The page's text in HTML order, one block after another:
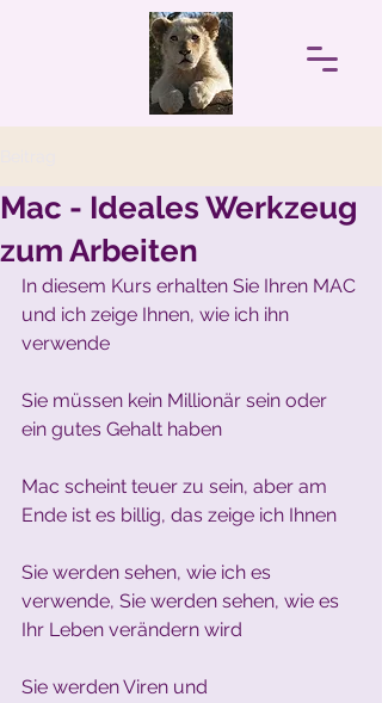
Mac - Ideales Werkzeug
zum Arbeiten
In diesem Kurs erhalten Sie Ihren MAC
und ich zeige Ihnen, wie ich ihn
verwende
Sie müssen kein Millionär sein oder
ein gutes Gehalt haben
Mac scheint teuer zu sein, aber am
Ende ist es billig, das zeige ich Ihnen
Sie werden sehen, wie ich es
verwende, Sie werden sehen, wie es
Ihr Leben verändern wird
Sie werden Viren und